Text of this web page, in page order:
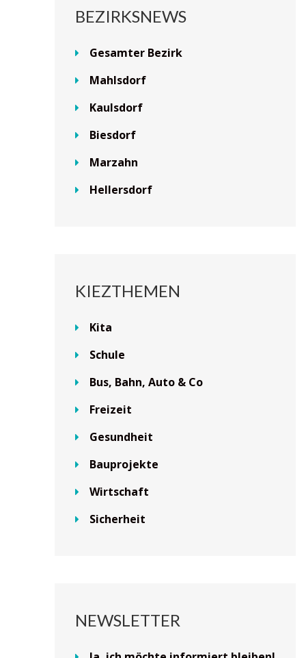
BEZIRKSNEWS
Gesamter Bezirk
Mahlsdorf
Kaulsdorf
Biesdorf
Marzahn
Hellersdorf
KIEZTHEMEN
Kita
Schule
Bus, Bahn, Auto & Co
Freizeit
Gesundheit
Bauprojekte
Wirtschaft
Sicherheit
NEWSLETTER